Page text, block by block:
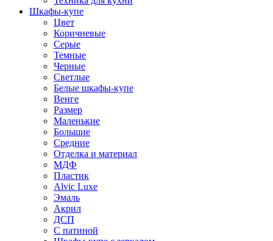
Шкафы-купе
Цвет
Коричневые
Серые
Темные
Черные
Светлые
Белые шкафы-купе
Венге
Размер
Маленькие
Большие
Средние
Отделка и материал
МДФ
Пластик
Alvic Luxe
Эмаль
Акрил
ДСП
С патиной